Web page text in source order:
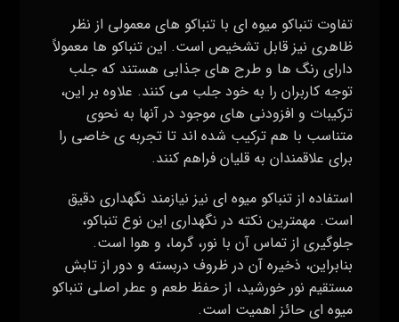
تفاوت تنباکو میوه ای با تنباکو های معمولی از نظر
ظاهری نیز قابل تشخیص است. این تنباکو ها معمولاً
دارای رنگ‌ ها و طرح‌ های جذابی هستند که جلب
توجه کاربران را به خود جلب می‌ کنند. علاوه بر این،
ترکیبات و افزودنی‌ های موجود در آنها به نحوی
متناسب با هم ترکیب شده‌ اند تا تجربه‌ ی خاصی را
برای علاقمندان به قلیان فراهم کنند.
استفاده از تنباکو میوه ای نیز نیازمند نگهداری دقیق
است. مهمترین نکته در نگهداری این نوع تنباکو،
جلوگیری از تماس آن با نور، گرما، و هوا است.
بنابراین، ذخیره آن در ظروف دربسته و دور از تابش
مستقیم نور خورشید، از حفظ طعم و عطر اصلی تنباکو
میوه ای حائز اهمیت است.